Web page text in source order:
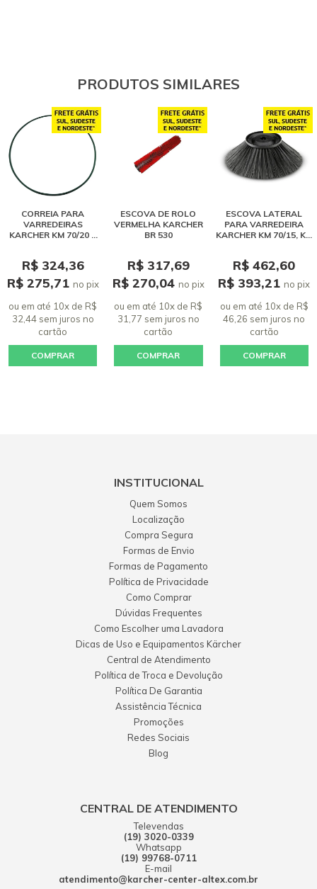
PRODUTOS SIMILARES
CORREIA PARA
VARREDEIRAS
KARCHER KM 70/20 E
R$ 324,36
R$ 275,71 no pix
ou em até 10x de R$
32,44 sem juros no
cartão
COMPRAR
ESCOVA DE ROLO
VERMELHA KARCHER
BR 530
R$ 317,69
R$ 270,04 no pix
ou em até 10x de R$
31,77 sem juros no
cartão
COMPRAR
ESCOVA LATERAL
PARA VARREDEIRA
KARCHER KM 70/15, KM
R$ 462,60
R$ 393,21no pix
ou em até 10x de R$
46,26 sem jurosno
cartão
COMPRAR
INSTITUCIONAL
Quem Somos
Localização
Compra Segura
Formas de Envio
Formas de Pagamento
Política de Privacidade
Como Comprar
Dúvidas Frequentes
Como Escolher uma Lavadora
Dicas de Uso e Equipamentos Kärcher
Central de Atendimento
Política de Troca e Devolução
Política De Garantia
Assistência Técnica
Promoções
Redes Sociais
Blog
CENTRAL DE ATENDIMENTO
Televendas
(19) 3020-0339
Whatsapp
(19) 99768-0711
E-mail
atendimento@karcher-center-altex.com.br